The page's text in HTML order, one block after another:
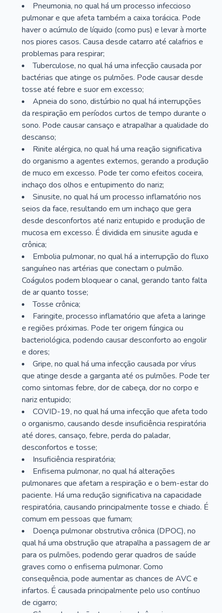
Pneumonia, no qual há um processo infeccioso
pulmonar e que afeta também a caixa torácica. Pode
haver o acúmulo de líquido (como pus) e levar à morte
nos piores casos. Causa desde catarro até calafrios e
problemas para respirar;
Tuberculose, no qual há uma infecção causada por
bactérias que atinge os pulmões. Pode causar desde
tosse até febre e suor em excesso;
Apneia do sono, distúrbio no qual há interrupções
da respiração em períodos curtos de tempo durante o
sono. Pode causar cansaço e atrapalhar a qualidade do
descanso;
Rinite alérgica, no qual há uma reação significativa
do organismo a agentes externos, gerando a produção
de muco em excesso. Pode ter como efeitos coceira,
inchaço dos olhos e entupimento do nariz;
Sinusite, no qual há um processo inflamatório nos
seios da face, resultando em um inchaço que gera
desde desconfortos até nariz entupido e produção de
mucosa em excesso. É dividida em sinusite aguda e
crônica;
Embolia pulmonar, no qual há a interrupção do fluxo
sanguíneo nas artérias que conectam o pulmão.
Coágulos podem bloquear o canal, gerando tanto falta
de ar quanto tosse;
Tosse crônica;
Faringite, processo inflamatório que afeta a laringe
e regiões próximas. Pode ter origem fúngica ou
bacteriológica, podendo causar desconforto ao engolir
e dores;
Gripe, no qual há uma infecção causada por vírus
que atinge desde a garganta até os pulmões. Pode ter
como sintomas febre, dor de cabeça, dor no corpo e
nariz entupido;
COVID-19, no qual há uma infecção que afeta todo
o organismo, causando desde insuficiência respiratória
até dores, cansaço, febre, perda do paladar,
desconfortos e tosse;
Insuficiência respiratória;
Enfisema pulmonar, no qual há alterações
pulmonares que afetam a respiração e o bem-estar do
paciente. Há uma redução significativa na capacidade
respiratória, causando principalmente tosse e chiado. É
comum em pessoas que fumam;
Doença pulmonar obstrutiva crônica (DPOC), no
qual há uma obstrução que atrapalha a passagem de ar
para os pulmões, podendo gerar quadros de saúde
graves como o enfisema pulmonar. Como
consequência, pode aumentar as chances de AVC e
infartos. É causada principalmente pelo uso contínuo
de cigarro;